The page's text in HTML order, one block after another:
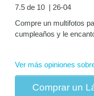
7.5 de 10 | 26-04
Compre un multifotos
cumpleaños y le
Ver más opiniones
Comprar un